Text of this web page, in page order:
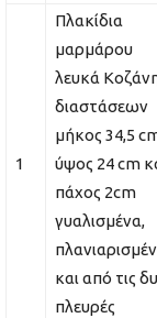
1
Πλακίδια
μαρμάρου
λευκά
διαστάσεων
μήκος 34,5
ύψος 24 cm
πάχος 2cm
γυαλισμένα,
και από τις
πλευρές